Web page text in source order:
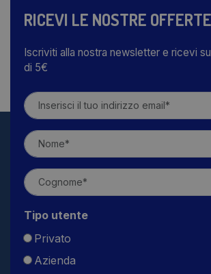
RICEVI LE NOSTRE
Iscriviti alla nostra newsletter e ricevi
di 5€
Tipo utente
Privato
Azienda